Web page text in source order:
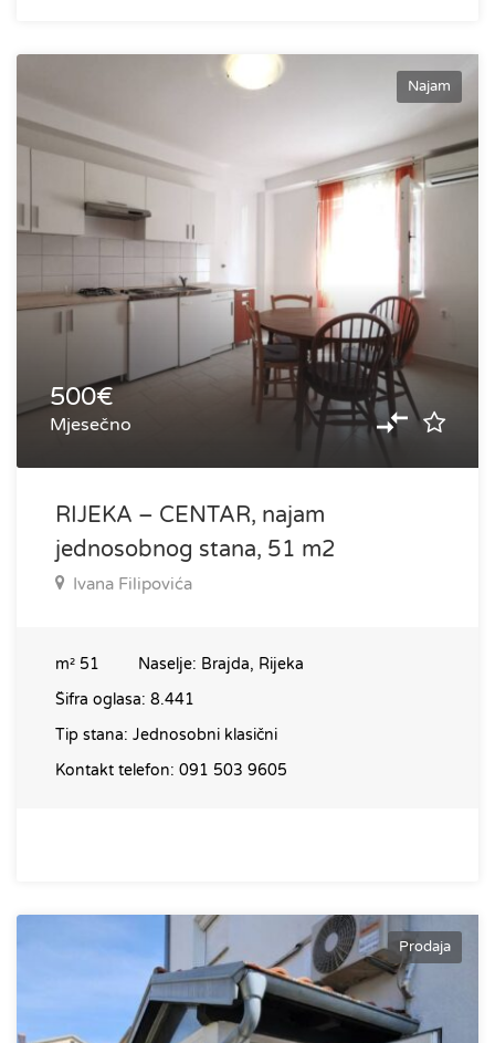
Najam
500€
Mjesečno
RIJEKA – CENTAR, najam
jednosobnog stana, 51 m2
Ivana Filipovića
m² 51 Naselje: Brajda, Rijeka
Šifra oglasa: 8.441
Tip stana: Jednosobni klasični
Kontakt telefon: 091 503 9605
Prodaja